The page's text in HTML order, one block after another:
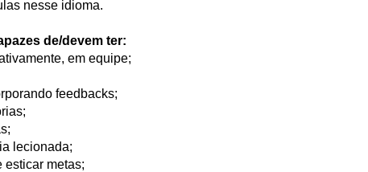
nesse idioma.
de/devem ter:
em equipe;
feedbacks;
lecionada;
esticar metas;